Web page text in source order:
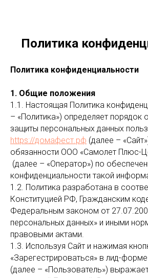
Политика
Политика конфиденциальности
1. Общие положения
1.1. Настоящая Политика
– «Политика») определяет порядок
защиты персональных данных
https://домафест.рф (далее –
обязанности ООО «Самолет Плюс-
(далее – «Оператор») по
конфиденциальности такой
1.2. Политика разработана в
Конституцией РФ, Гражданским
Федеральным законом от
персональных данных» и иными
правовыми актами.
1.3. Используя Сайт и нажимая
«Зарегестрироваться» в лид-
(далее – «Пользователь»)